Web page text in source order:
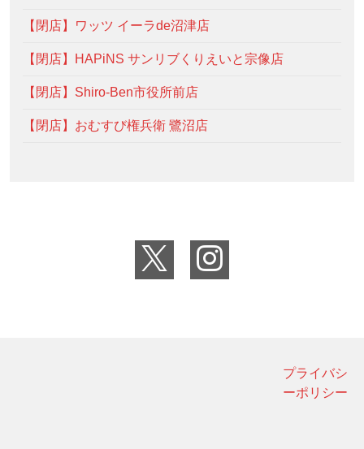
【閉店】ワッツ イーラde沼津店
【閉店】HAPiNS サンリブくりえいと宗像店
【閉店】Shiro-Ben市役所前店
【閉店】おむすび権兵衛 鷺沼店
プライバシ
ーポリシー